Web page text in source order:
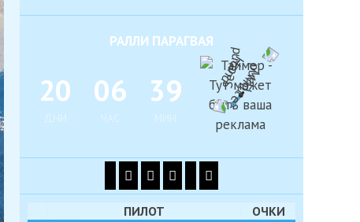
РАЛЛИ ПАРАГВАЯ
20
ДНИ
06
ЧАС
39
МИН
ПИЛОТ ОЧКИ